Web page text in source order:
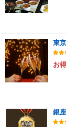
東
お
銀